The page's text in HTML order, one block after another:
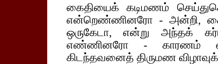
கைதியைக் கடிமணம்
என்றெண்ணினரோ - அன்றி,
ஒருகேடா, என்று அந்தக்
எண்ணினரோ - காரணம்
கிடந்தவனைத் திருமண